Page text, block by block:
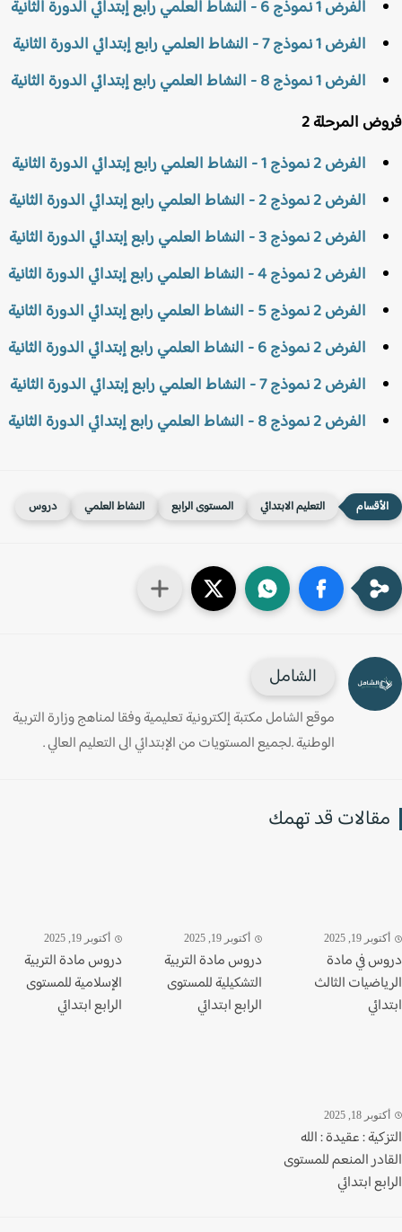
الفرض 1 نموذج 6 - النشاط العلمي رابع إبتدائي الدورة الثانية
الفرض 1 نموذج 7 - النشاط العلمي رابع إبتدائي الدورة الثانية
الفرض 1 نموذج 8 - النشاط العلمي رابع إبتدائي الدورة الثانية
المرحلة 2
الفرض 2 نموذج 1 - النشاط العلمي رابع إبتدائي الدورة الثانية
الفرض 2 نموذج 2 - النشاط العلمي رابع إبتدائي الدورة الثانية
الفرض 2 نموذج 3 - النشاط العلمي رابع إبتدائي الدورة الثانية
الفرض 2 نموذج 4 - النشاط العلمي رابع إبتدائي الدورة الثانية
الفرض 2 نموذج 5 - النشاط العلمي رابع إبتدائي الدورة الثانية
الفرض 2 نموذج 6 - النشاط العلمي رابع إبتدائي الدورة الثانية
الفرض 2 نموذج 7 - النشاط العلمي رابع إبتدائي الدورة الثانية
الفرض 2 نموذج 8 - النشاط العلمي رابع إبتدائي الدورة الثانية
التعليم الابتدائي المستوى الرابع النشاط العلمي دروس
الشامل
موقع الشامل مكتبة إلكترونية تعليمية وفقا لمناهج وزارة التربية
الوطنية .لجميع المستويات من الإبتدائي الى التعليم العالي .
قد تهمك
19, 2025
في مادة
الثالث
أكتوبر 19, 2025
دروس مادة التربية
التشكيلية للمستوى
الرابع ابتدائي
أكتوبر 19, 2025
دروس مادة التربية
الإسلامية للمستوى
الرابع ابتدائي
18, 2025
: عقيدة : الله
المنعم للمستوى
ابتدائي